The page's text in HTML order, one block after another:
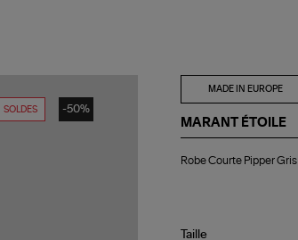
SOLDES -50%
MADE IN EUROPE
MARANT ÉTOILE
Courte
Robe Courte Pipper Gris
Taille